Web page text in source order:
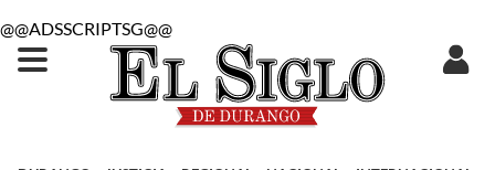
@@ADSSCRIPTSG@@